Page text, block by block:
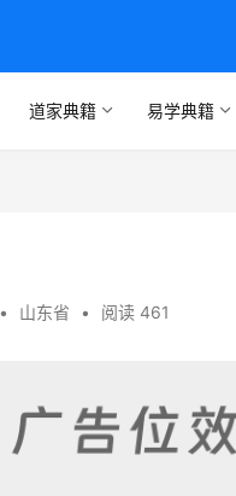
道家典籍 易学典籍
• 山东省 • 阅读 461